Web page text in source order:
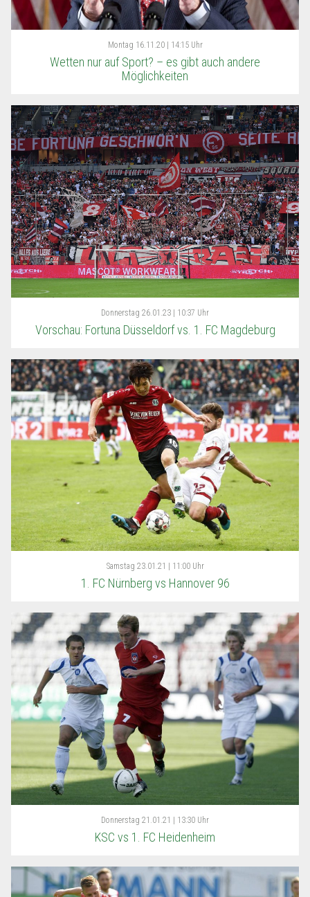
Montag 16.11.20 | 14:15 Uhr
Wetten nur auf Sport? – es gibt auch andere
Möglichkeiten
Donnerstag 26.01.23 | 10:37 Uhr
Vorschau: Fortuna Düsseldorf vs. 1. FC Magdeburg
Samstag 23.01.21 | 11:00 Uhr
1. FC Nürnberg vs Hannover 96
Donnerstag 21.01.21 | 13:30 Uhr
KSC vs 1. FC Heidenheim